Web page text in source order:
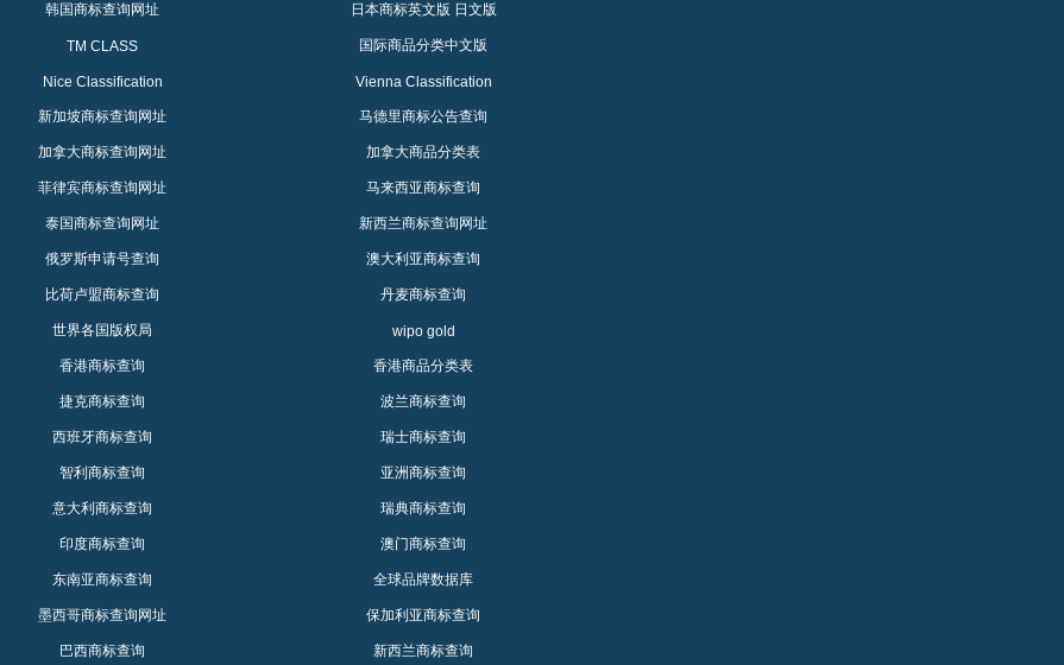
韩国商标查询网址 日本商标英文版 日文版
TM CLASS 国际商品分类中文版
Nice Classification Vienna Classification
新加坡商标查询网址 马德里商标公告查询
加拿大商标查询网址 加拿大商品分类表
菲律宾商标查询网址 马来西亚商标查询
泰国商标查询网址 新西兰商标查询网址
俄罗斯申请号查询 澳大利亚商标查询
比荷卢盟商标查询 丹麦商标查询
世界各国版权局 wipo gold
香港商标查询 香港商品分类表
捷克商标查询 波兰商标查询
西班牙商标查询 瑞士商标查询
智利商标查询 亚洲商标查询
意大利商标查询 瑞典商标查询
印度商标查询 澳门商标查询
东南亚商标查询 全球品牌数据库
墨西哥商标查询网址 保加利亚商标查询
巴西商标查询 新西兰商标查询